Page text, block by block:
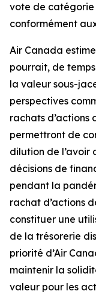
vote de catégorie
conformément
Air Canada
pourrait, de
la valeur sous-
perspectives
rachats d’actions
permettront de
dilution de l’avoir
décisions de
pendant la
rachat d’actions
constituer une
de la trésorerie
priorité d’Air
maintenir la
valeur pour les